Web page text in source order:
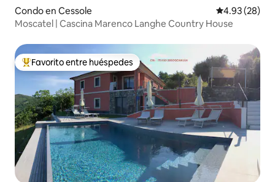
Condo en Cessole Calificación
4.93 (28)
Moscatel | Cascina Marenco Langhe Country House
Favorito entre huéspedes preferido
Favorito entre huéspedes